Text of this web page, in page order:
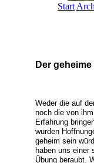
Start
Der geheime
Weder die auf
noch die von
Erfahrung
wurden
geheim sein
haben uns einer
Übung beraubt.